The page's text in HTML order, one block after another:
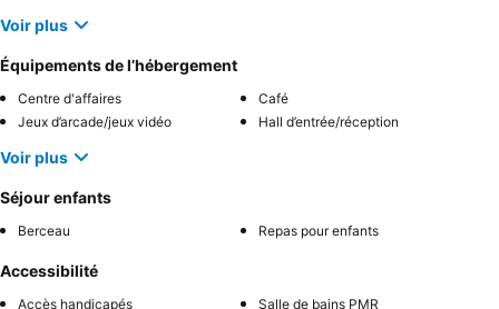
Voir plus
Équipements de l’hébergement
Centre d'affaires
Café
Jeux d’arcade/jeux vidéo
Hall d’entrée/réception
Voir plus
Séjour enfants
Berceau Repas pour enfants
Accessibilité
Accès handicapés Salle de bains PMR